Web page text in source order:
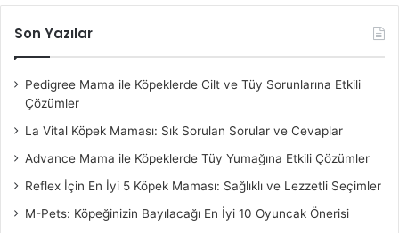
Son Yazılar
Pedigree Mama ile Köpeklerde Cilt ve Tüy Sorunlarına Etkili
Çözümler
La Vital Köpek Maması: Sık Sorulan Sorular ve Cevaplar
Advance Mama ile Köpeklerde Tüy Yumağına Etkili Çözümler
Reflex İçin En İyi 5 Köpek Maması: Sağlıklı ve Lezzetli Seçimler
M-Pets: Köpeğinizin Bayılacağı En İyi 10 Oyuncak Önerisi